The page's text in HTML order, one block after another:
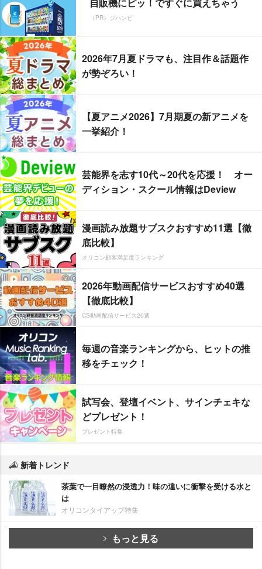
（PR）ジハンピ
2026年7月夏ドラマも、注目作＆話題作
が勢ぞろい！
【夏アニメ2026】7月期夏の新アニメを
一挙紹介！
芸能界を志す10代～20代を応援！ オー
ディション・スクール情報はDeview
漫画読み放題サブスクおすすめ11選【徹
底比較】
オリコン顧客満足度ランキング
2026年動画配信サービスおすすめ40選
【徹底比較】
CS動画配信サービス20選
毎週の音楽ランキングから、ヒットの推
移をチェック！
試写会、登壇イベント、サインチェキな
どプレゼント！
プレゼント特集
新着トレンド
茶葉で一目瞭然の浸透力！味の違いに衝撃を受ける水と
は
オリコンタイアップ特集
もっと見る